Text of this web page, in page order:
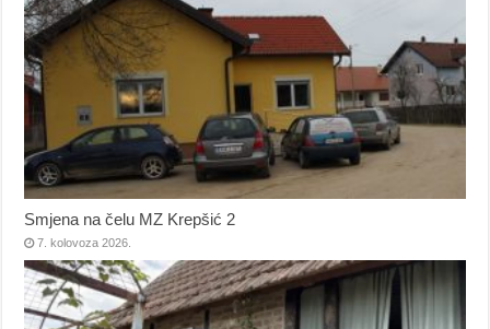
Smjena na čelu MZ Krepšić 2
7. kolovoza 2026.